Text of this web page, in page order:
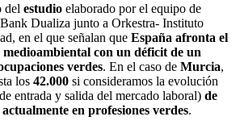
del estudio elaborado por el equipo de
Dualiza junto a Orkestra- Instituto
en el que señalan que España afronta el
con un déficit de un
verdes. En el caso de Murcia,
los 42.000 si consideramos la evolución
entrada y salida del mercado laboral) de
en profesiones verdes.